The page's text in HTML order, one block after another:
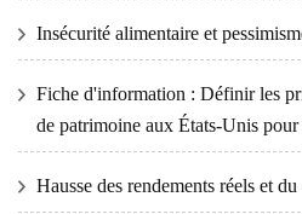
Insécurité alimentaire et
Fiche d'information : Définir les
de patrimoine aux États-Unis
Hausse des rendements réels et